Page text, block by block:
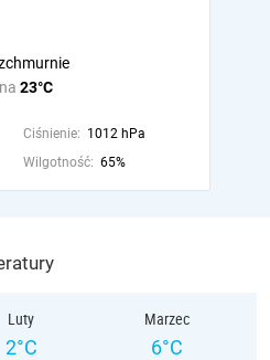
23°C
Ciśnienie: 1012 hPa
Wilgotność: 65%
Luty
2°C
Marzec
6°C